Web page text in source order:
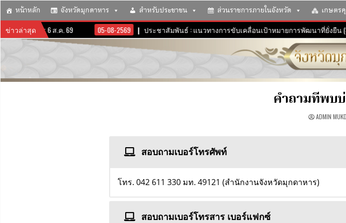
หน้าหลัก จังหวัดมุกดาหาร สำหรับประชาชน ส่วนราชการภายในจังหวัด เกษตร
ข่าวล่าสุด
ดมุกดาหาร 6 ส.ค. 69 05-08-2569 ประชาสัมพันธ์ : แนวทางการขับเคลื่อนเป้าหมายการพัฒนาที่ยั่งยืน
คำถามที่พบ
ADMIN
สอบถามเบอร์โทรศัพท์
โทร. 042 611 330 มท. 49121 (สำนักงานจังหวัดมุกดาหาร)
สอบถามเบอร์โทรสาร เบอร์แฟกซ์